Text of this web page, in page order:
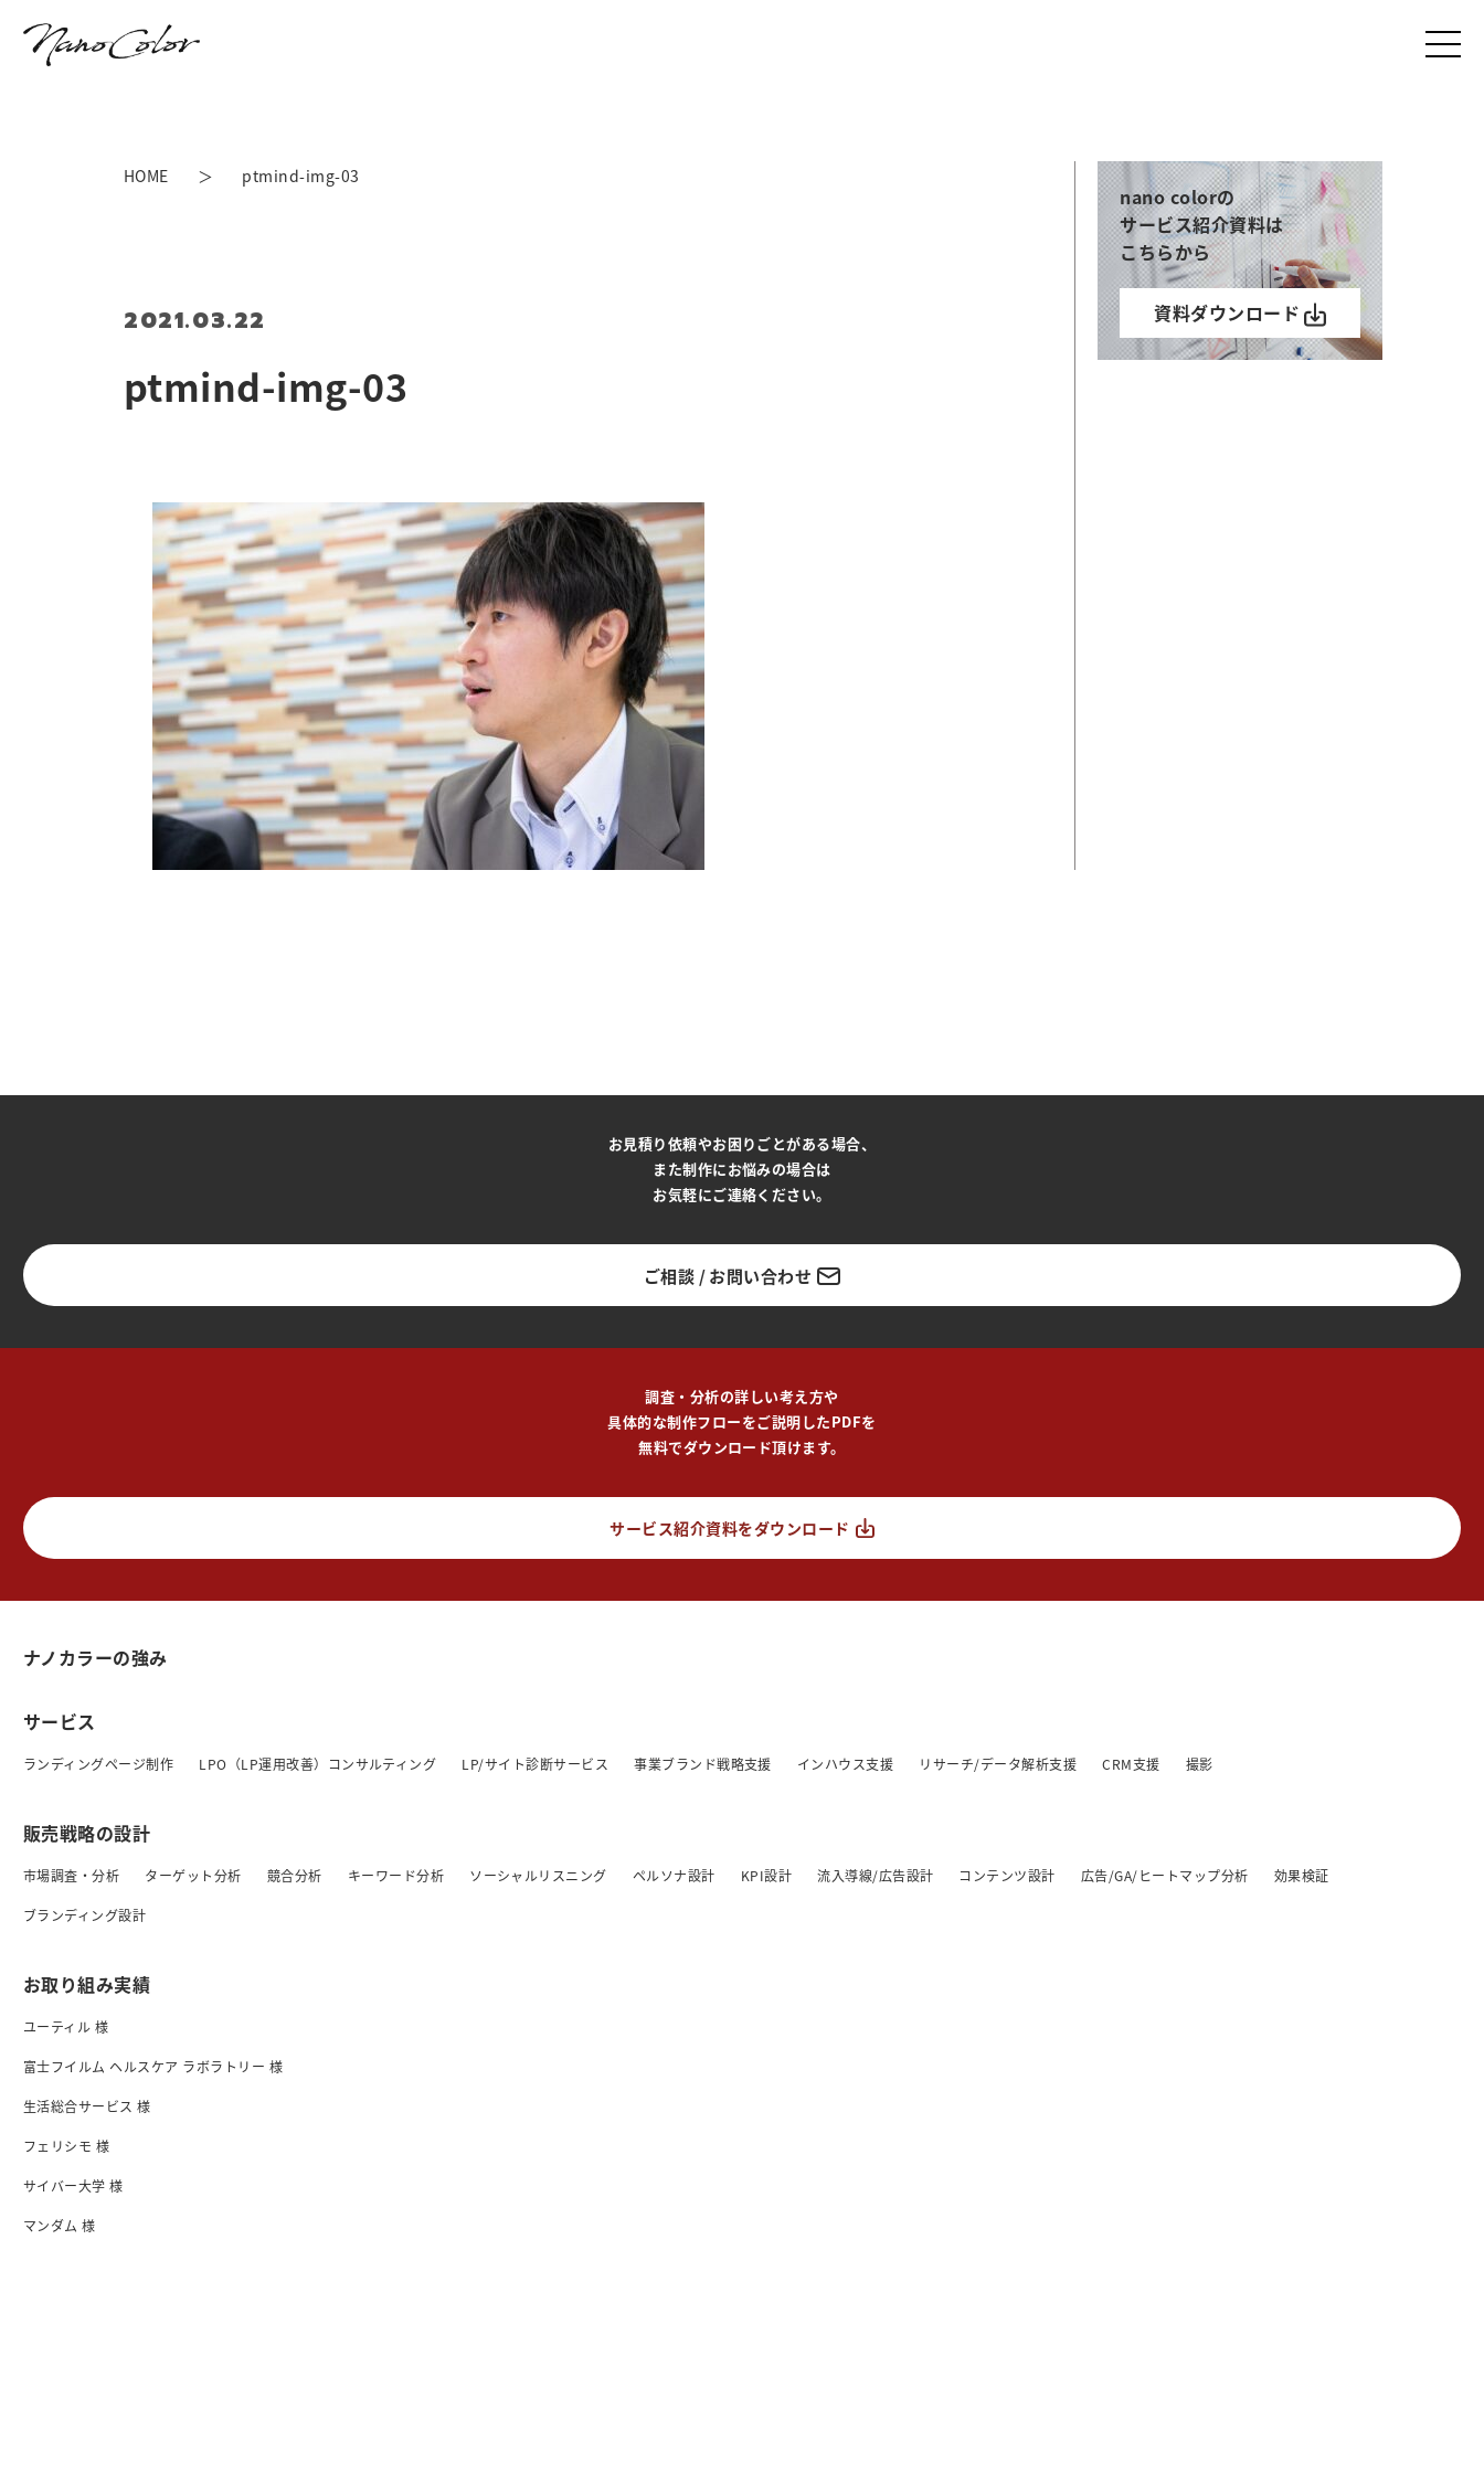
ptmind-img-03
2021.03.22
HOME ptmind-img-03
nano colorの
サービス紹介資料は
こちらから
資料ダウンロード
お見積り依頼やお困りごとがある場合、
また制作にお悩みの場合は
お気軽にご連絡ください。
ご相談 / お問い合わせ
調査・分析の詳しい考え方や
具体的な制作フローをご説明したPDFを
無料でダウンロード頂けます。
サービス紹介資料をダウンロード
ナノカラーの強み
サービス
ランディングページ制作 LPO（LP運用改善）コンサルティング LP/サイト診断サービス 事業ブランド戦略支援 インハウス支援 リサーチ/データ解析支援 CRM支援 撮影
販売戦略の設計
市場調査・分析 ターゲット分析 競合分析 キーワード分析 ソーシャルリスニング ペルソナ設計 KPI設計 流入導線/広告設計 コンテンツ設計 広告/GA/ヒートマップ分析 効果検証
ブランディング設計
お取り組み実績
ユーティル 様
富士フイルム ヘルスケア ラボラトリー 様
生活総合サービス 様
フェリシモ 様
サイバー大学 様
マンダム 様